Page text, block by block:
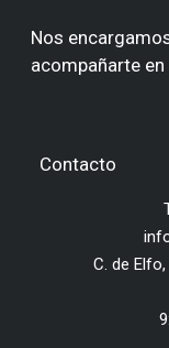
Nos
acompañarte
Contacto
C. de